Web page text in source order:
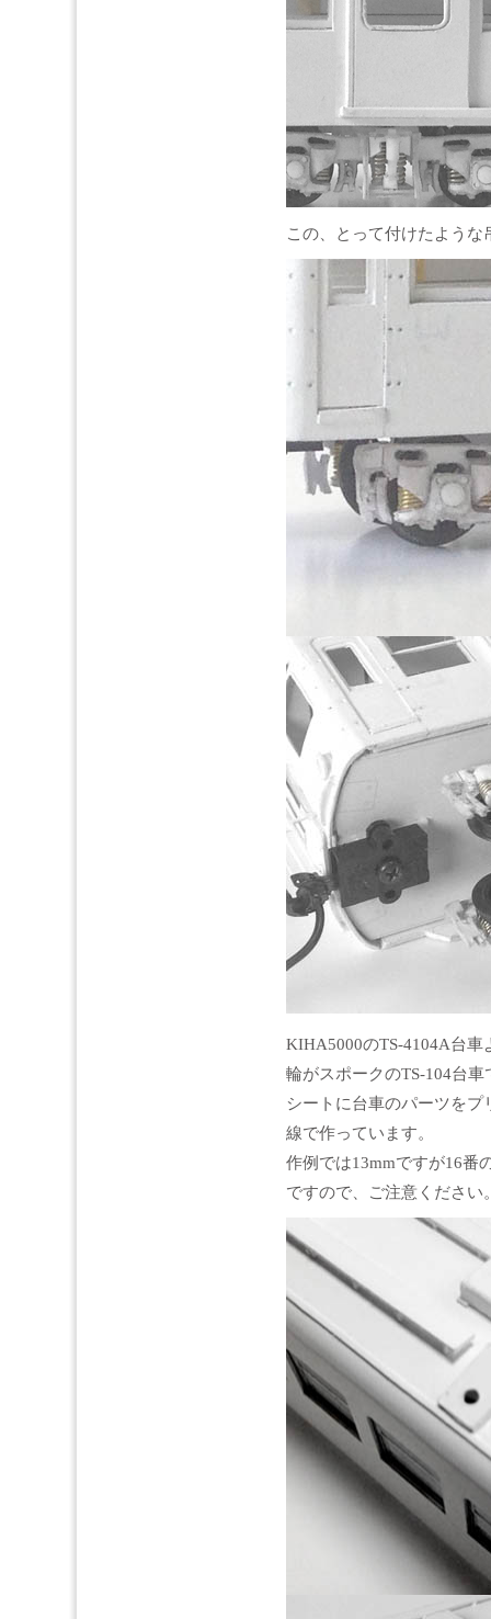
この、とって付けたよう
KIHA5000のTS-4104A台
輪がスポークのTS-104台車
シートに台車のパーツを
線で作っています。
作例では13mmですが16番
ですので、ご注意ください